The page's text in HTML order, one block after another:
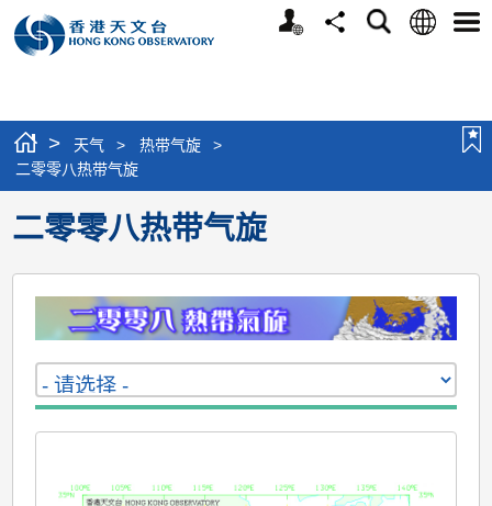
个
分
搜
语
选
> 天气 > 热带气旋
>
二零零八热带气旋
二零零八热带气旋